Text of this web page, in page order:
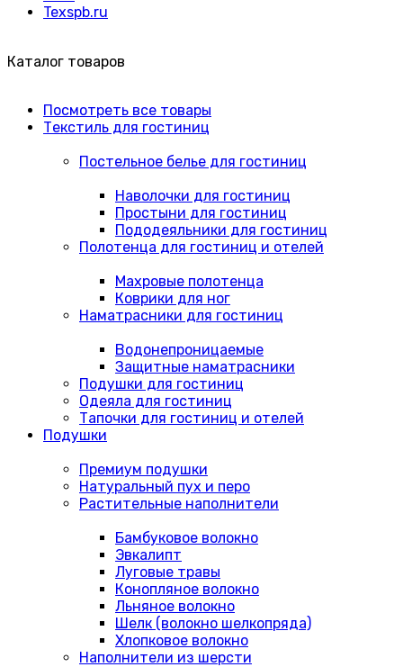
Texspb.ru
Каталог товаров
Посмотреть все товары
Текстиль для гостиниц
Постельное белье для гостиниц
Наволочки для гостиниц
Простыни для гостиниц
Пододеяльники для гостиниц
Полотенца для гостиниц и отелей
Махровые полотенца
Коврики для ног
Наматрасники для гостиниц
Водонепроницаемые
Защитные наматрасники
Подушки для гостиниц
Одеяла для гостиниц
Тапочки для гостиниц и отелей
Подушки
Премиум подушки
Натуральный пух и перо
Растительные наполнители
Бамбуковое волокно
Эвкалипт
Луговые травы
Конопляное волокно
Льняное волокно
Шелк (волокно шелкопряда)
Хлопковое волокно
Наполнители из шерсти